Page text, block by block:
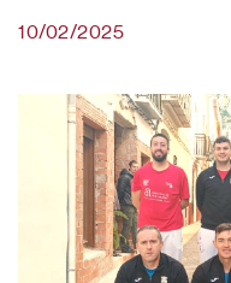
10/02/2025